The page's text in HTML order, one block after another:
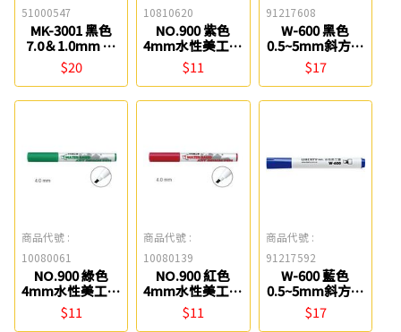
51000547
MK-3001 黑色
7.0＆1.0mm 水
性雙頭美工筆
SKB
$20
10810620
NO.900 紫色
4mm水性美工筆
雄獅
$11
91217608
W-600 黑色
0.5~5mm斜方尖
水性美工筆 利百
代
$17
商品代號 :
10080061
NO.900 綠色
4mm水性美工筆
雄獅
$11
商品代號 :
10080139
NO.900 紅色
4mm水性美工筆
雄獅
$11
商品代號 :
91217592
W-600 藍色
0.5~5mm斜方尖
水性美工筆 利百
代
$17